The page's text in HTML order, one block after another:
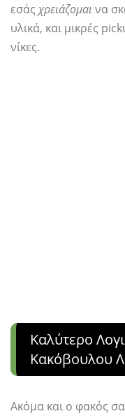
εσάς χρειάζομαι να
υλικά, και μικρές
νίκες.
Καλύτερο
Κακόβουλου
Ακόμα και ο φακός